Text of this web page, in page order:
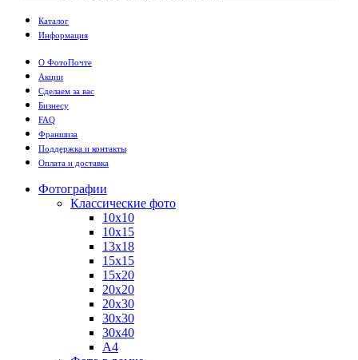
Каталог
Информация
О ФотоПочте
Акции
Сделаем за вас
Бизнесу
FAQ
Франшиза
Поддержка и контакты
Оплата и доставка
Фотографии
Классические фото
10х10
10х15
13х18
15х15
15х20
20х20
20х30
30х30
30х40
А4